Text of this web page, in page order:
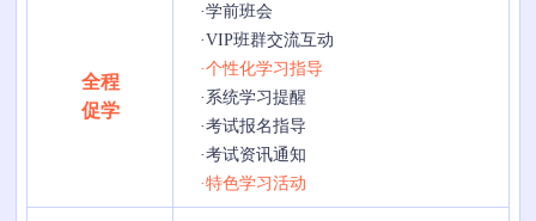
全程
促学
·学前班会
·VIP班群交流互动
·个性化学习指导
·系统学习提醒
·考试报名指导
·考试资讯通知
·特色学习活动